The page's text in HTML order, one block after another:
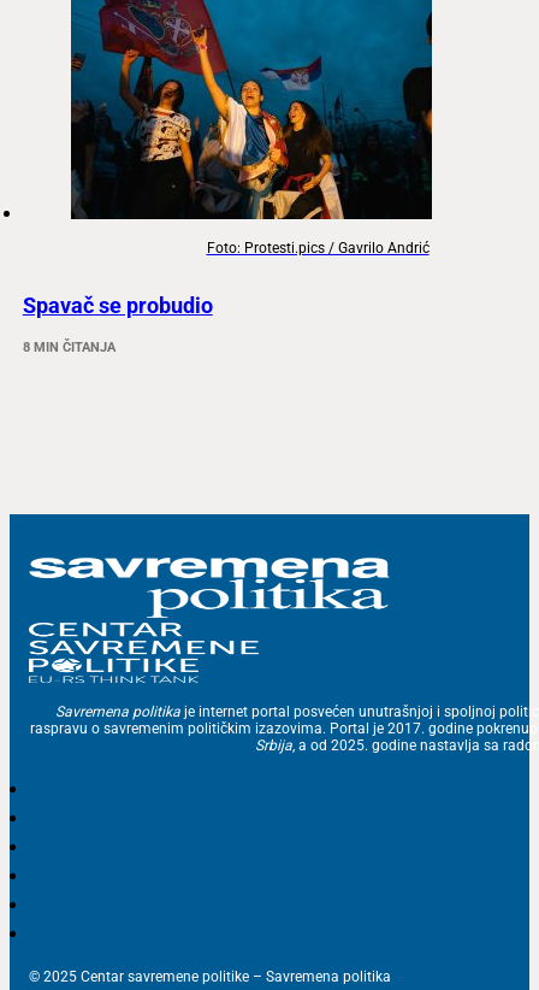
Foto: Protesti.pics / Gavrilo Andrić
Spavač se probudio
8 MIN ČITANJA
Savremena politika je internet portal posvećen unutrašnjoj i spoljnoj
raspravu o savremenim političkim izazovima. Portal je 2017. godine
Srbija , a od 2025. godine nastavlja sa
© 2025 Centar savremene politike – Savremena politika